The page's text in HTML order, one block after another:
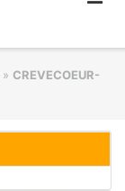
» CREVECOEUR-